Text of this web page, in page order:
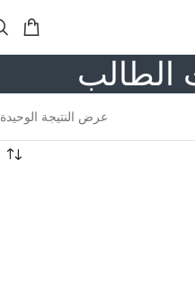
الطالب
عرض النتيجة الوحيدة